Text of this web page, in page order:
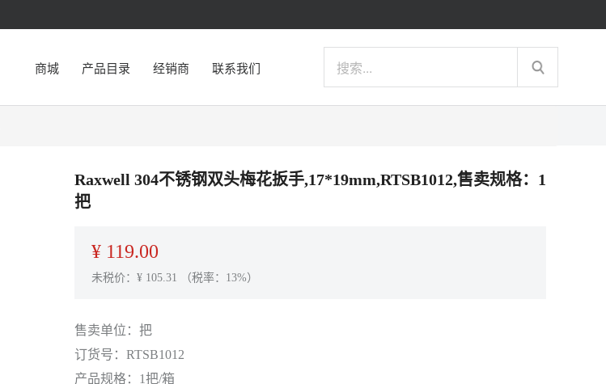
商城 产品目录 经销商 联系我们
Raxwell 304不锈钢双头梅花扳手,17*19mm,RTSB1012,售卖规格：1
把
¥ 119.00
未税价：¥ 105.31 （税率：13%）
售卖单位： 把
订货号： RTSB1012
产品规格： 1把/箱